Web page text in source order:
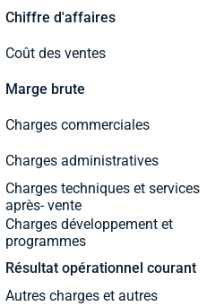
Chiffre d'affaires
Coût des ventes
Marge brute
Charges commerciales
Charges administratives
Charges techniques et services
après- vente
Charges développement et
programmes
Résultat opérationnel courant
Autres charges et autres